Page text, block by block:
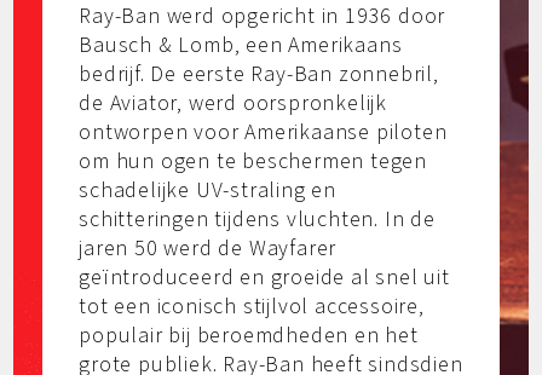
Ray-Ban werd opgericht in 1936 door
Bausch & Lomb, een Amerikaans
bedrijf. De eerste Ray-Ban zonnebril,
de Aviator, werd oorspronkelijk
ontworpen voor Amerikaanse piloten
om hun ogen te beschermen tegen
schadelijke UV-straling en
schitteringen tijdens vluchten. In de
jaren 50 werd de Wayfarer
geïntroduceerd en groeide al snel uit
tot een iconisch stijlvol accessoire,
populair bij beroemdheden en het
grote publiek. Ray-Ban heeft sindsdien